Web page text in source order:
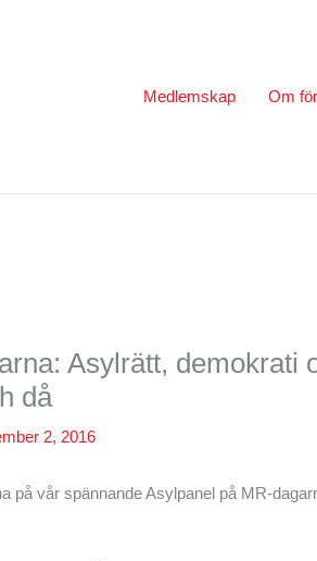
Medlemskap
Om
Asylrätt, demokrati
då
2, 2016
på vår spännande Asylpanel på MR-